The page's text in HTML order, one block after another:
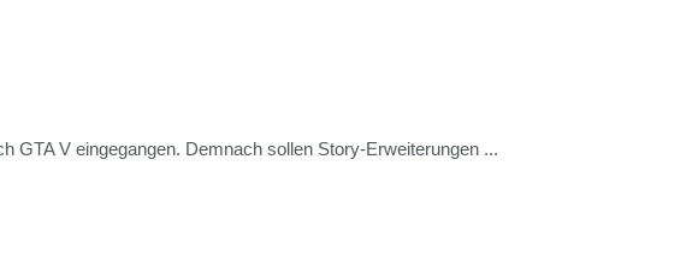
GTA V eingegangen. Demnach sollen Story-Erweiterungen ...